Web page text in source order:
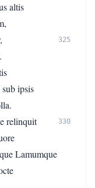
altis
325
ipsis
relinquit
330
Lamumque